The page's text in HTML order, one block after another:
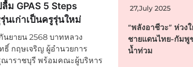
ม GPAS 5 Steps
นเก่าเป็นครูรุ่นใหม่
นยายน 2568 บาทหลวง
ธิ์ กฤษเจริญ ผู้อำนวยการ
ณาราชบุรี พร้อมคณะผู้บริหาร
27,July 2025
“พลังอาชีวะ” ห่ว
ชายแดนไทย-กัมพู
น้ำท่วม